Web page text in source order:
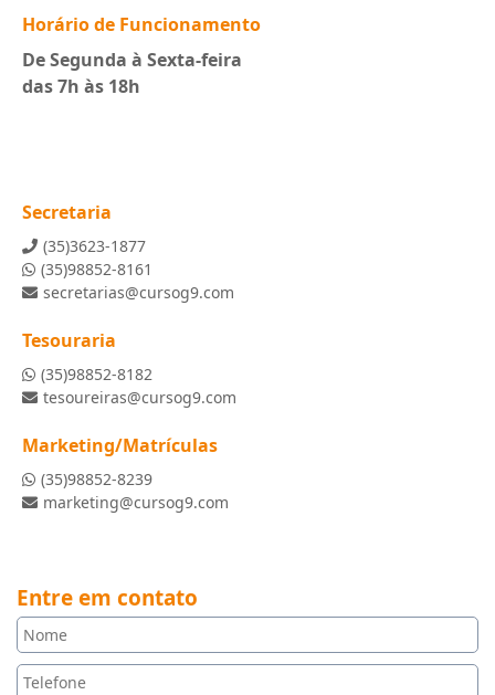
Horário de Funcionamento
De Segunda à Sexta-feira
das 7h às 18h
Secretaria
(35)3623-1877
(35)98852-8161
secretarias@cursog9.com
Tesouraria
(35)98852-8182
tesoureiras@cursog9.com
Marketing/Matrículas
(35)98852-8239
marketing@cursog9.com
Entre em contato